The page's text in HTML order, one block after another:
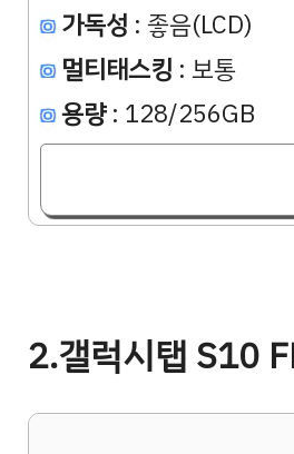
가독성 : 좋음(LCD)
멀티태스킹 : 보통
용량: 128/256GB
2.갤럭시탭 S10